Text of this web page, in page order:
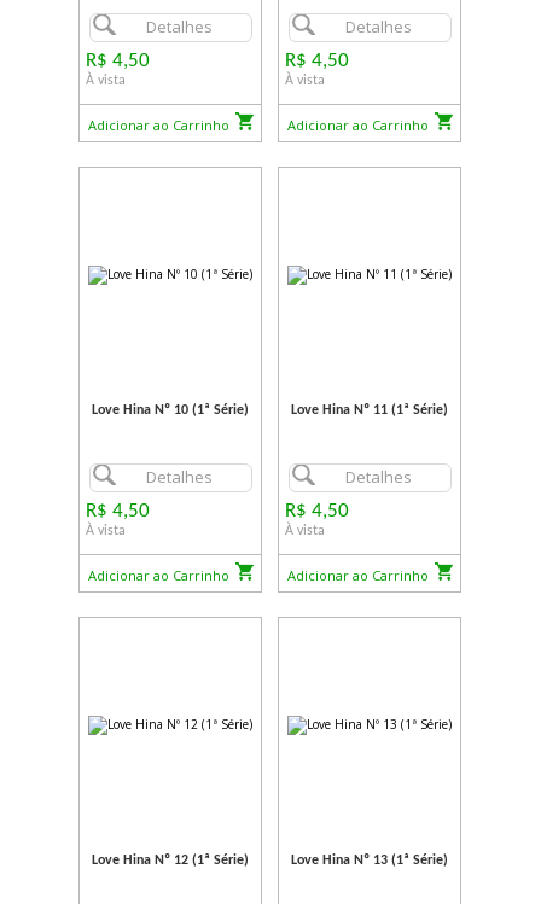
Detalhes
R$ 4,50
À vista
Adicionar ao Carrinho
Detalhes
R$ 4,50
À vista
Adicionar ao Carrinho
Love Hina Nº 10 (1ª Série)
Detalhes
R$ 4,50
À vista
Adicionar ao Carrinho
Love Hina Nº 11 (1ª Série)
Detalhes
R$ 4,50
À vista
Adicionar ao Carrinho
Love Hina Nº 12 (1ª Série) Love Hina Nº 13 (1ª Série)